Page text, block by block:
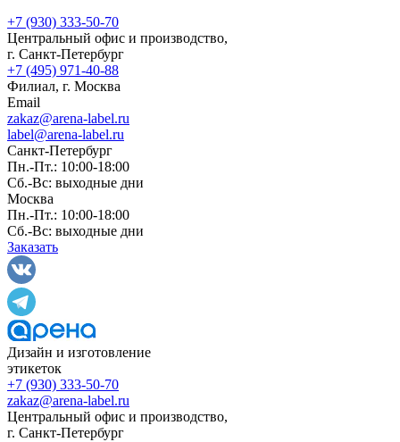
+7 (930) 333-50-70
Центральный офис и производство,
г. Санкт-Петербург
+7 (495) 971-40-88
Филиал, г. Москва
Email
zakaz@arena-label.ru
label@arena-label.ru
Санкт-Петербург
Пн.-Пт.: 10:00-18:00
Сб.-Вс: выходные дни
Москва
Пн.-Пт.: 10:00-18:00
Сб.-Вс: выходные дни
Заказать
Дизайн и изготовление
этикеток
+7 (930) 333-50-70
zakaz@arena-label.ru
Центральный офис и производство,
г. Санкт-Петербург